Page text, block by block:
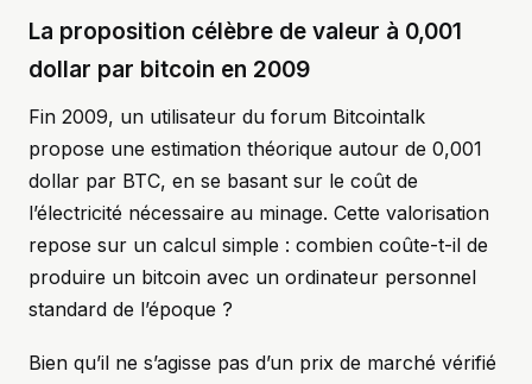
La proposition célèbre de valeur à 0,001
dollar par bitcoin en 2009
Fin 2009, un utilisateur du forum Bitcointalk
propose une estimation théorique autour de 0,001
dollar par BTC, en se basant sur le coût de
l’électricité nécessaire au minage. Cette valorisation
repose sur un calcul simple : combien coûte-t-il de
produire un bitcoin avec un ordinateur personnel
standard de l’époque ?
Bien qu’il ne s’agisse pas d’un prix de marché vérifié